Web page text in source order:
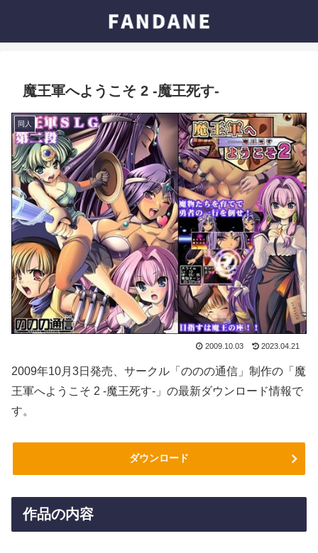
魔王軍へようこそ 2 -魔王死す-
同人
2009.10.03 2023.04.21
2009年10月3日発売、サークル「ののの通信」制作の「魔
王軍へようこそ 2 -魔王死す-」の最新ダウンロード情報で
す。
ダウンロード
作品の内容